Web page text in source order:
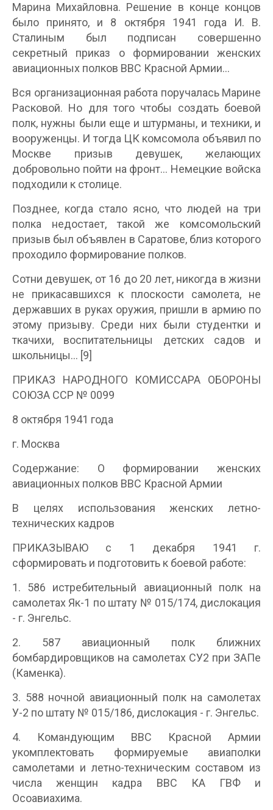
Марина Михайловна. Решение в конце концов
было принято, и 8 октября 1941 года И. В.
Сталиным был подписан совершенно
секретный приказ о формировании женских
авиационных полков ВВС Красной Армии…
Вся организационная работа поручалась Марине
Расковой. Но для того чтобы создать боевой
полк, нужны были еще и штурманы, и техники, и
вооруженцы. И тогда ЦК комсомола объявил по
Москве призыв девушек, желающих
добровольно пойти на фронт… Немецкие войска
подходили к столице.
Позднее, когда стало ясно, что людей на три
полка недостает, такой же комсомольский
призыв был объявлен в Саратове, близ которого
проходило формирование полков.
Сотни девушек, от 16 до 20 лет, никогда в жизни
не прикасавшихся к плоскости самолета, не
державших в руках оружия, пришли в армию по
этому призыву. Среди них были студентки и
ткачихи, воспитательницы детских садов и
школьницы… [9]
ПРИКАЗ НАРОДНОГО КОМИССАРА ОБОРОНЫ
СОЮЗА ССР № 0099
8 октября 1941 года
г. Москва
Содержание: О формировании женских
авиационных полков ВВС Красной Армии
В целях использования женских летно-
технических кадров
ПРИКАЗЫВАЮ с 1 декабря 1941 г.
сформировать и подготовить к боевой работе:
1. 586 истребительный авиационный полк на
самолетах Як-1 по штату № 015/174, дислокация
- г. Энгельс.
2. 587 авиационный полк ближних
бомбардировщиков на самолетах СУ2 при ЗАПе
(Каменка).
3. 588 ночной авиационный полк на самолетах
У-2 по штату № 015/186, дислокация - г. Энгельс.
4. Командующим ВВС Красной Армии
укомплектовать формируемые авиаполки
самолетами и летно-техническим составом из
числа женщин кадра ВВС КА ГВФ и
Осоавиахима.